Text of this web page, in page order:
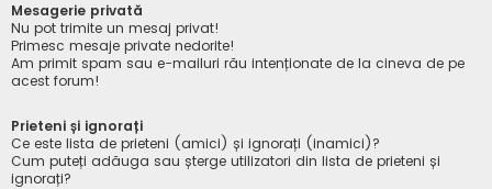
Mesagerie privată
Nu pot trimite un mesaj privat!
Primesc mesaje private nedorite!
Am primit spam sau e-mailuri rău intenționate de la cineva de pe
acest forum!
Prieteni și ignorați
Ce este lista de prieteni (amici) și ignorați (inamici)?
Cum puteți adăuga sau șterge utilizatori din lista de prieteni și
ignorați?